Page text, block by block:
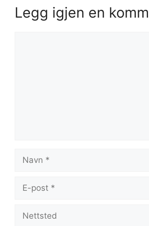
Legg igjen en
Navn
Nettsted